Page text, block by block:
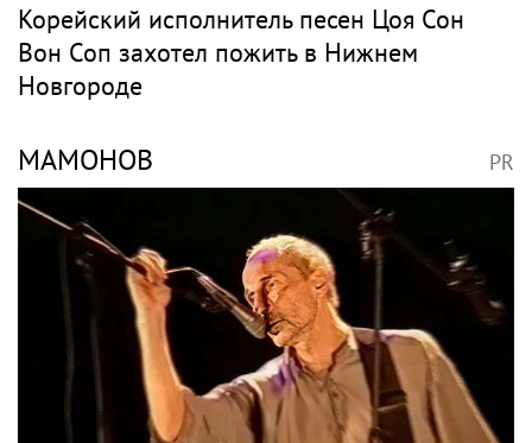
Корейский исполнитель песен Цоя Сон
Вон Соп захотел пожить в Нижнем
Новгороде
МАМОНОВ PR